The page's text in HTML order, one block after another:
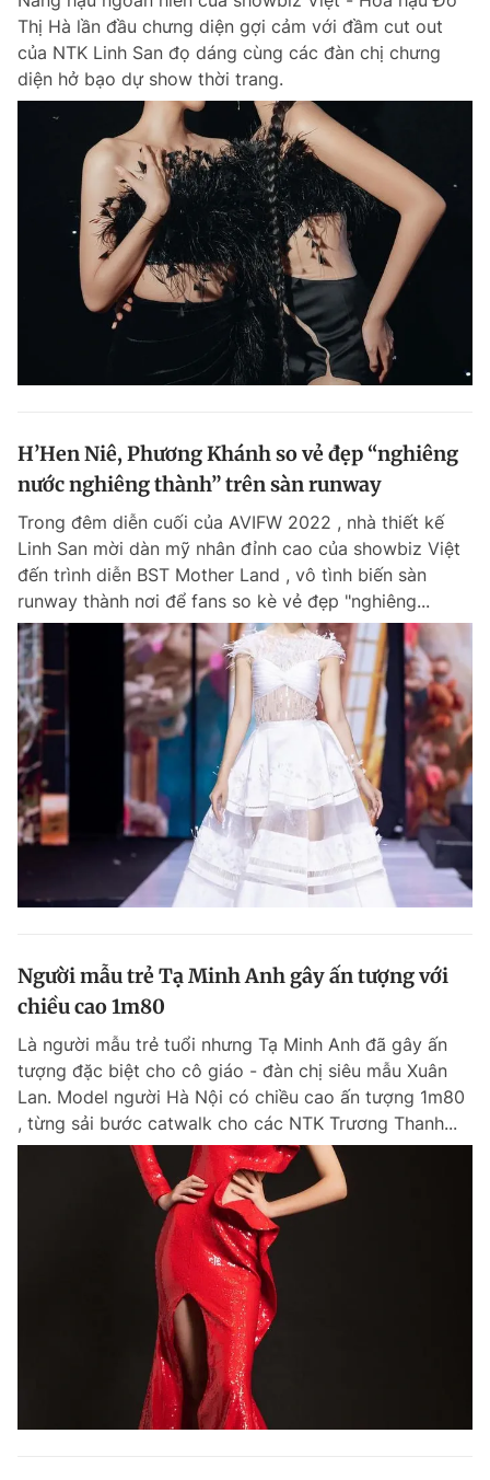
Thị Hà lần đầu chưng diện gợi cảm với đầm cut out
của NTK Linh San đọ dáng cùng các đàn chị chưng
diện hở bạo dự show thời trang.
H’Hen Niê, Phương Khánh so vẻ đẹp “nghiêng
nước nghiêng thành” trên sàn runway
Trong đêm diễn cuối của AVIFW 2022 , nhà thiết kế
Linh San mời dàn mỹ nhân đỉnh cao của showbiz Việt
đến trình diễn BST Mother Land , vô tình biến sàn
runway thành nơi để fans so kè vẻ đẹp "nghiêng...
Người mẫu trẻ Tạ Minh Anh gây ấn tượng với
chiều cao 1m80
Là người mẫu trẻ tuổi nhưng Tạ Minh Anh đã gây ấn
tượng đặc biệt cho cô giáo - đàn chị siêu mẫu Xuân
Lan. Model người Hà Nội có chiều cao ấn tượng 1m80
, từng sải bước catwalk cho các NTK Trương Thanh...